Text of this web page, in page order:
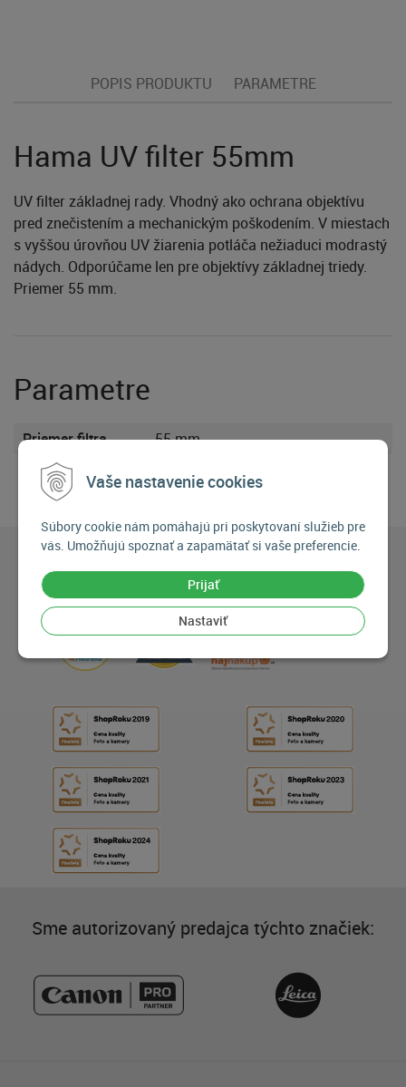
Vaše nastavenie cookies
Súbory cookie nám pomáhajú pri poskytovaní služieb pre
vás. Umožňujú spoznať a zapamätať si vaše preferencie.
Prijať
Nastaviť
POPIS PRODUKTU PARAMETRE
Hama UV filter 55mm
UV filter základnej rady. Vhodný ako ochrana objektívu
pred znečistením a mechanickým poškodením. V miestach
s vyššou úrovňou UV žiarenia potláča nežiaduci modrastý
nádych. Odporúčame len pre objektívy základnej triedy.
Priemer 55 mm.
Parametre
Priemer filtra 55 mm
Sme autorizovaný predajca týchto značiek: